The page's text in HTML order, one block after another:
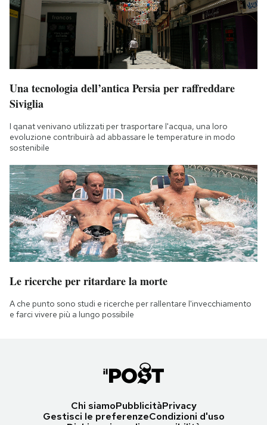
Una tecnologia dell’antica Persia per raffreddare
Siviglia
I qanat venivano utilizzati per trasportare l'acqua, una loro
evoluzione contribuirà ad abbassare le temperature in modo
sostenibile
Le ricerche per ritardare la morte
A che punto sono studi e ricerche per rallentare l'invecchiamento
e farci vivere più a lungo possibile
Chi siamoPubblicitàPrivacy
Gestisci le preferenzeCondizioni d'uso